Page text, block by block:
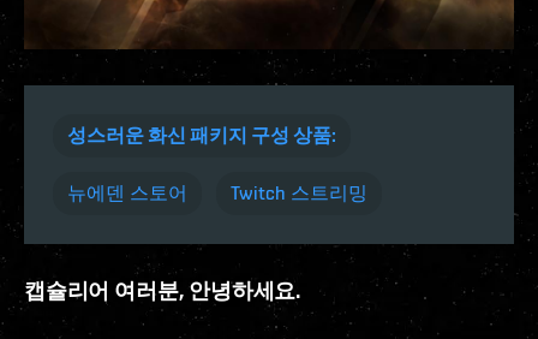
성스러운 화신 패키지 구성 상품:
뉴에덴 스토어 Twitch 스트리밍
캡슐리어 여러분, 안녕하세요.